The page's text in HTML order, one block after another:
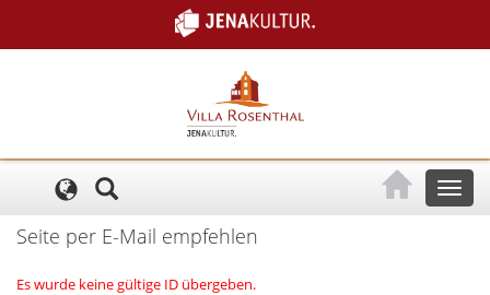
Toggle
Seite per E-Mail empfehlen
Es wurde keine gültige ID übergeben.